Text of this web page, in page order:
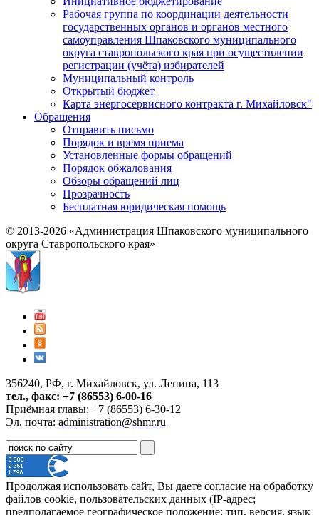
Рабочая группа по координации деятельности
государственных органов и органов местного
самоуправления Шпаковского муниципального
округа ставропольского края при осуществлении
регистрации (учёта) избирателей
Муниципальный контроль
Открытый бюджет
Карта энергосервисного контракта г. Михайловск"
Обращения
Отправить письмо
Порядок и время приема
Установленные формы обращений
Порядок обжалования
Обзоры обращений лиц
Прозрачность
Бесплатная юридическая помощь
© 2013-2026 «Администрация Шпаковского муниципального
округа Ставропольского края»
356240, РФ, г. Михайловск, ул. Ленина, 113
тел., факс: +7 (86553) 6-00-16
Приёмная главы: +7 (86553) 6-30-12
Эл. почта: administration@shmr.ru
Продолжая использовать сайт, Вы даете согласие на обработку
файлов cookie, пользовательских данных (IP-адрес;
предполагаемое географическое положение; тип, версия, язык